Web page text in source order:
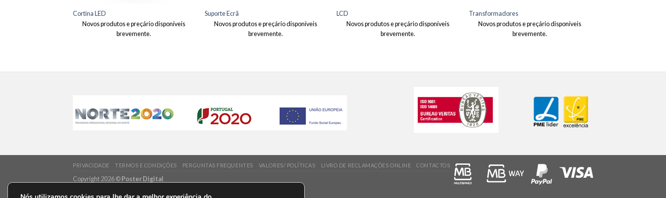
Cortina LED
Novos produtos e preçário disponíveis
brevemente.
Suporte Ecrã
Novos produtos e preçário disponíveis
brevemente.
LCD
Novos produtos e preçário disponíveis
brevemente.
Transformadores
Novos produtos e preçário disponíveis
brevemente.
PRIVACIDADE TERMOS E CONDIÇÕES PERGUNTAS FREQUENTES VALORES/ POLÍTICAS LIVRO DE RECLAMAÇÕES ONLINE CONTACTOS
Copyright 2026 ©Poster Digital